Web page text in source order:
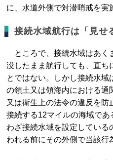
に、水道外側で対潜哨戒を実
接続水域航行は「見せ
ところで、接続水域はあく
没したまま航行しても、直ち
とではない。しかし接続水域
の領土又は領海内における通
又は衛生上の法令の違反を防
接続する12マイルの海域で
わざ接続水域を設定してい
われる前にその外側で当該行